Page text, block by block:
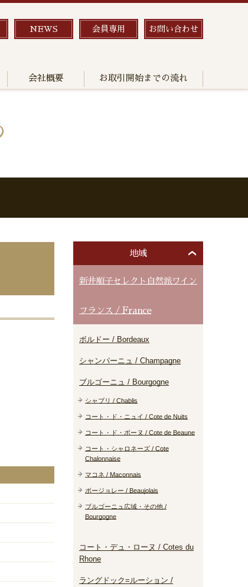
NEWS 会員専用 お問い合わせ
会社概要 お取引開始までの流れ
地域
新井順子セレクト自然派ワイン
フランス / France
ボルドー / Bordeaux
シャンパーニュ / Champagne
ブルゴーニュ / Bourgogne
シャブリ / Chablis
コート・ド・ニュイ / Cote de Nuits
コート・ド・ボーヌ / Cote de Beaune
コート・シャロネーズ / Cote
Chalonnaise
マコネ / Maconnais
ボージョレー / Beaujolais
ブルゴーニュ広域・その他 /
Bourgogne
コート・デュ・ローヌ / Cotes du
Rhone
ラングドック=ルーション /